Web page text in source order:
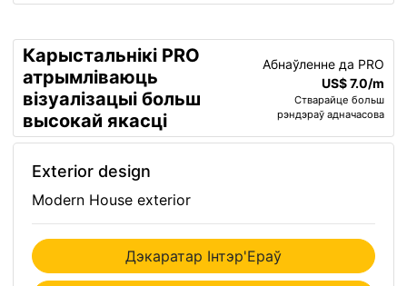
Карыстальнікі PRO
атрымліваюць
візуалізацыі больш
высокай якасці
Абнаўленне да PRO
US$ 7.0/m
Стварайце больш
рэндэраў адначасова
Exterior design
Modern House exterior
Дэкаратар Інтэр'Ераў